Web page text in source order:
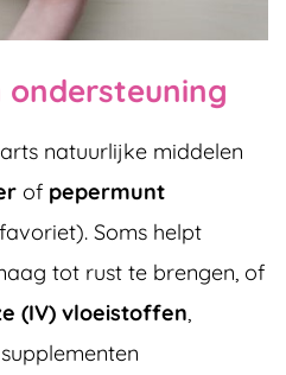
ondersteuning
natuurlijke middelen
of pepermunt
Soms helpt
tot rust te brengen, of
(IV) vloeistoffen